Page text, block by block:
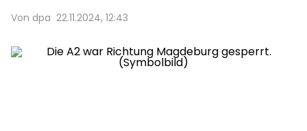
Von dpa 22.11.2024, 12:43